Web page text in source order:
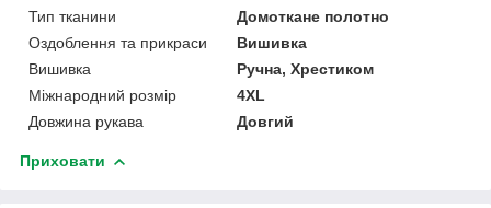
Тип тканини
Домоткане полотно
Оздоблення та прикраси
Вишивка
Вишивка
Ручна, Хрестиком
Міжнародний розмір
4XL
Довжина рукава
Довгий
Приховати